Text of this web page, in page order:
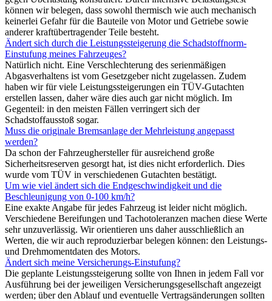
können wir belegen, dass sowohl thermisch wie auch mechanisch
keinerlei Gefahr für die Bauteile von Motor und Getriebe sowie
anderer kraftübertragender Teile besteht.
Ändert sich durch die Leistungssteigerung die Schadstoffnorm-
Einstufung meines Fahrzeuges?
Natürlich nicht. Eine Verschlechterung des serienmäßigen
Abgasverhaltens ist vom Gesetzgeber nicht zugelassen. Zudem
haben wir für viele Leistungssteigerungen ein TÜV-Gutachten
erstellen lassen, daher wäre dies auch gar nicht möglich. Im
Gegenteil: in den meisten Fällen verringert sich der
Schadstoffausstoß sogar.
Muss die originale Bremsanlage der Mehrleistung angepasst
werden?
Da schon der Fahrzeughersteller für ausreichend große
Sicherheitsreserven gesorgt hat, ist dies nicht erforderlich. Dies
wurde vom TÜV in verschiedenen Gutachten bestätigt.
Um wie viel ändert sich die Endgeschwindigkeit und die
Beschleunigung von 0-100 km/h?
Eine exakte Angabe für jedes Fahrzeug ist leider nicht möglich.
Verschiedene Bereifungen und Tachotoleranzen machen diese Werte
sehr unzuverlässig. Wir orientieren uns daher ausschließlich an
Werten, die wir auch reproduzierbar belegen können: den Leistungs-
und Drehmomentdaten des Motors.
Ändert sich meine Versicherungs-Einstufung?
Die geplante Leistungssteigerung sollte von Ihnen in jedem Fall vor
Ausführung bei der jeweiligen Versicherungsgesellschaft angezeigt
werden; über den Ablauf und eventuelle Vertragsänderungen sollten